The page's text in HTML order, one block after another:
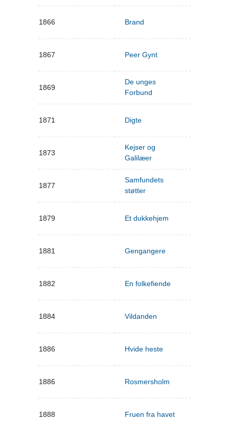
1866 Brand
1867 Peer Gynt
1869
De unges
Forbund
1871 Digte
1873
Kejser og
Galilæer
1877
Samfundets
støtter
1879 Et dukkehjem
1881 Gengangere
1882 En folkefiende
1884 Vildanden
1886 Hvide heste
1886 Rosmersholm
1888 Fruen fra havet